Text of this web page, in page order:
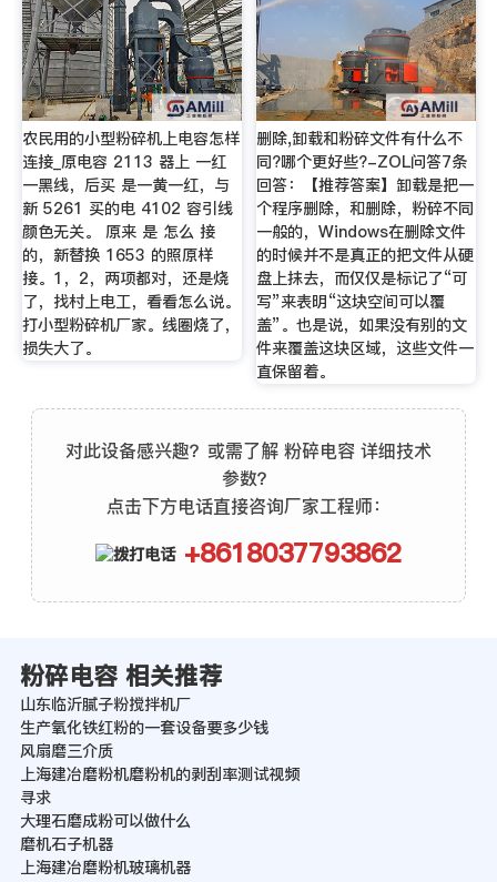
农民用的小型粉碎机上电容怎样
连接_原电容 2113 器上 一红
一黑线，后买 是一黄一红，与
新 5261 买的电 4102 容引线
颜色无关。 原来 是 怎么 接
的，新替换 1653 的照原样
接。1，2，两项都对，还是烧
了，找村上电工，看看怎么说。
打小型粉碎机厂家。线圈烧了，
损失大了。
删除,卸载和粉碎文件有什么不
同?哪个更好些?-ZOL问答7条
回答：【推荐答案】卸载是把一
个程序删除，和删除，粉碎不同
一般的，Windows在删除文件
的时候并不是真正的把文件从硬
盘上抹去，而仅仅是标记了“可
写”来表明“这块空间可以覆
盖”。也是说，如果没有别的文
件来覆盖这块区域，这些文件一
直保留着。
对此设备感兴趣？或需了解 粉碎电容 详细技术
参数？
点击下方电话直接咨询厂家工程师：
+8618037793862
粉碎电容 相关推荐
山东临沂腻子粉搅拌机厂
生产氧化铁红粉的一套设备要多少钱
风扇磨三介质
上海建冶磨粉机磨粉机的剥刮率测试视频
寻求
大理石磨成粉可以做什么
磨机石子机器
上海建冶磨粉机玻璃机器